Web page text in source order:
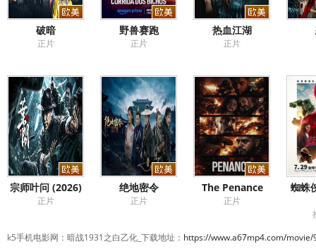
破暗
正片
野兽赛跑
正片
热血江湖
正片
宗师叶问 (2026)
正片
绝地密令
正片
The Penance
正片
蜘蛛
k5手机电影网：暗战1931之白乙化_下载地址： https://www.a67mp4.com/